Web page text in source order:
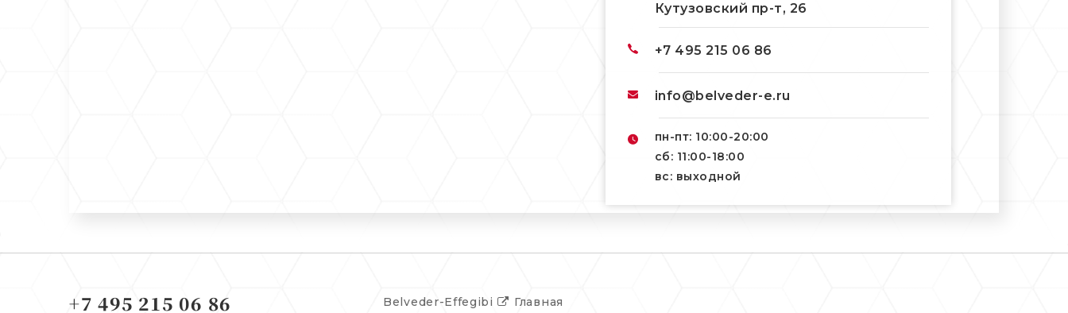
Кутузовский пр-т, 26
+7 495 215 06 86
info@belveder-e.ru
пн-пт: 10:00-20:00
сб: 11:00-18:00
вс: выходной
+7 495 215 06 86 Главная
Belveder-Effegibi